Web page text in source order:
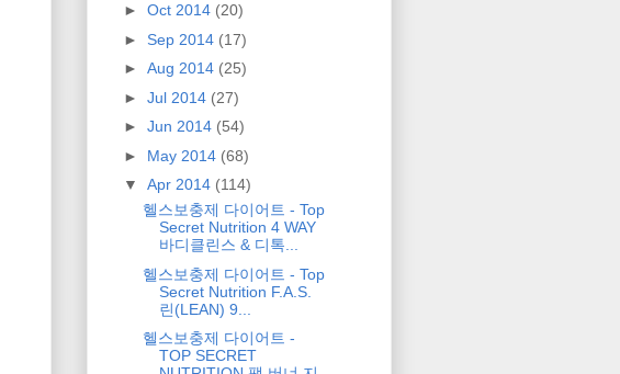
► Oct 2014 (20)
► Sep 2014 (17)
► Aug 2014 (25)
► Jul 2014 (27)
► Jun 2014 (54)
► May 2014 (68)
▼ Apr 2014 (114)
헬스보충제 다이어트 - Top
Secret Nutrition 4 WAY
바디클린스 & 디톡...
헬스보충제 다이어트 - Top
Secret Nutrition F.A.S.
린(LEAN) 9...
헬스보충제 다이어트 -
TOP SECRET